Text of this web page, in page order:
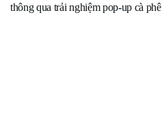
thông qua trải nghiệm pop-up cà phê